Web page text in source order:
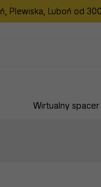
Plewiska, Luboń od
Wirtualny spacer